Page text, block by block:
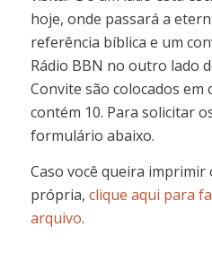
hoje, onde passará a
referência bíblica e um
Rádio BBN no outro lado
Convite são colocados em
contém 10. Para solicitar
formulário abaixo.
Caso você queira
própria, clique aqui para
arquivo.